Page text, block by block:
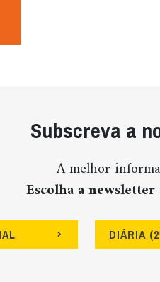
Subscreva a
A melhor
Escolha a
DIÁRIA